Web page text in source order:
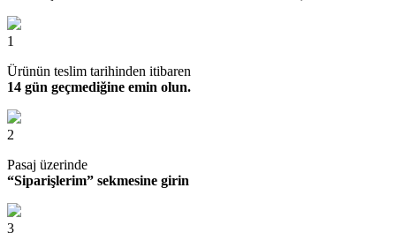
1
Ürünün teslim tarihinden itibaren
14 gün geçmediğine emin olun.
2
Pasaj üzerinde
“Siparişlerim” sekmesine girin
3